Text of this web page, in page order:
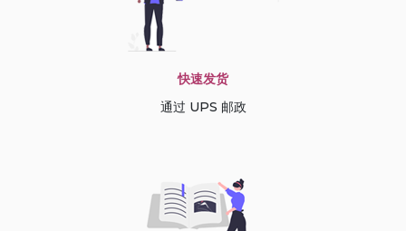
快速发货
通过 UPS 邮政